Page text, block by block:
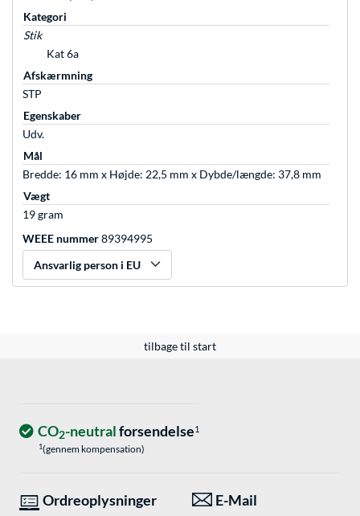
Kategori
Stik
Kat 6a
Afskærmning
STP
Egenskaber
Udv.
Mål
Bredde: 16 mm x Højde: 22,5 mm x Dybde/længde: 37,8 mm
Vægt
19 gram
WEEE nummer89394995
Ansvarlig person i EU
tilbage til start
CO2-neutralforsendelse1
1(gennem kompensation)
Ordreoplysninger E-Mail